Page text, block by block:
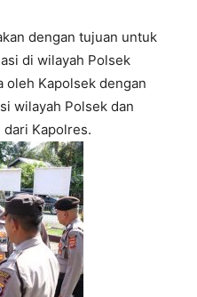
dengan tujuan untuk
di wilayah Polsek
oleh Kapolsek dengan
wilayah Polsek dan
Kapolres.